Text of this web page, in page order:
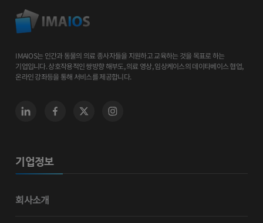
IMAIOS는 인간과 동물의 의료 종사자들을 지원하고 교육하는 것을 목표로 하는
기업입니다. 상호작용적인 쌍방향 해부도, 의료 영상, 임상케이스의 데이타베이스 협업,
온라인 강좌등을 통해 서비스를 제공합니다.
기업정보
회사소개